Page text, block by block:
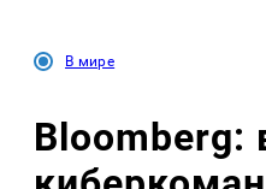
В мире
Bloomberg: